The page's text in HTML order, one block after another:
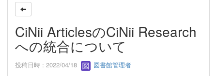
CiNii ArticlesのCiNii Research
への統合について
投稿日時 : 2022/04/18 図書館管理者